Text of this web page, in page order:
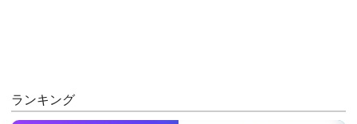
ランキング